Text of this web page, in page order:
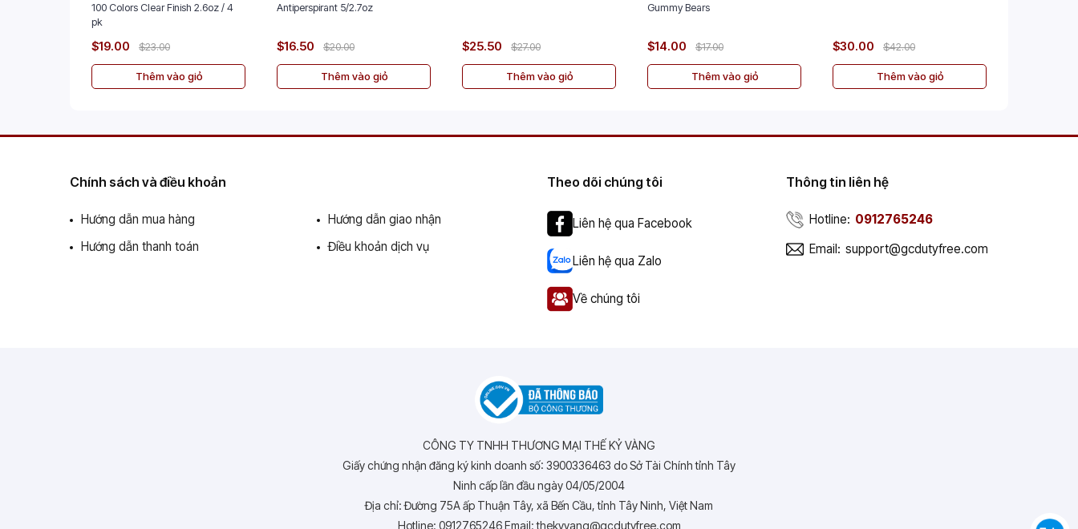
100 Colors Clear Finish 2.6oz / 4
pk
$19.00 $23.00
Thêm vào giỏ
Antiperspirant 5/2.7oz
$16.50 $20.00
Thêm vào giỏ
$25.50 $27.00
Thêm vào giỏ
Gummy Bears
$14.00 $17.00
Thêm vào giỏ
$30.00 $42.00
Thêm vào giỏ
Chính sách và điều khoản
Hướng dẫn mua hàng
Hướng dẫn thanh toán
Hướng dẫn giao nhận
Điều khoản dịch vụ
Theo dõi chúng tôi
Liên hệ qua Facebook
Liên hệ qua Zalo
Về chúng tôi
Thông tin liên hệ
Hotline: 0912765246
Email: support@gcdutyfree.com
CÔNG TY TNHH THƯƠNG MẠI THẾ KỶ VÀNG
Giấy chứng nhận đăng ký kinh doanh số: 3900336463 do Sở Tài Chính tỉnh Tây
Ninh cấp lần đầu ngày 04/05/2004
Địa chỉ: Đường 75A ấp Thuận Tây, xã Bến Cầu, tỉnh Tây Ninh, Việt Nam
Hotline: 0912765246 Email: thekyvang@gcdutyfree.com